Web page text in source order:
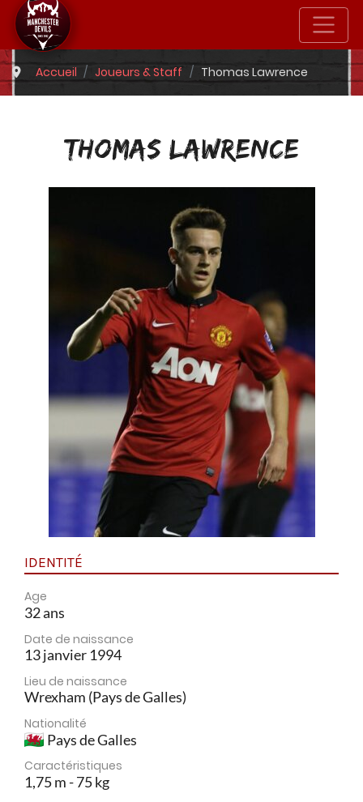
Accueil Joueurs & Staff Thomas Lawrence
THOMAS LAWRENCE
IDENTITÉ
Age
32 ans
Date de naissance
13 janvier 1994
Lieu de naissance
Wrexham (Pays de Galles)
Nationalité
Pays de Galles
Caractéristiques
1,75 m - 75 kg